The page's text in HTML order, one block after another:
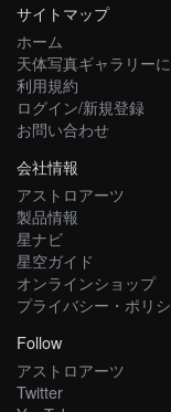
サイトマップ
ホーム
天体写真ギャラリー
利用規約
ログイン/新規登録
お問い合わせ
会社情報
アストロアーツ
製品情報
星ナビ
星空ガイド
オンラインショップ
プライバシー・ポリ
Follow
アストロアーツ
Twitter